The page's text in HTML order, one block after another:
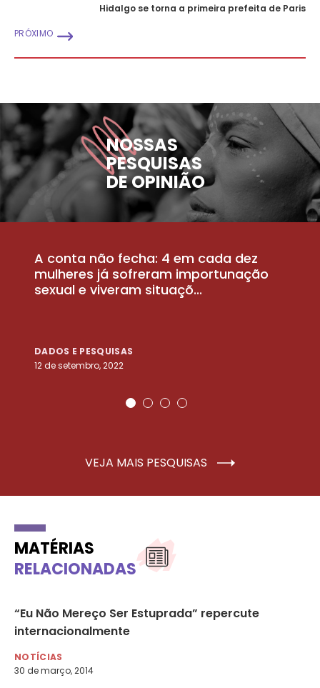
Hidalgo se torna a primeira prefeita de Paris
PRÓXIMO
NOSSAS
PESQUISAS
DE OPINIÃO
A conta não fecha: 4 em cada dez
mulheres já sofreram importunação
sexual e viveram situaçõ...
DADOS E PESQUISAS
12 de setembro, 2022
VEJA MAIS PESQUISAS
MATÉRIAS
RELACIONADAS
“Eu Não Mereço Ser Estuprada” repercute
internacionalmente
NOTÍCIAS
30 de março, 2014